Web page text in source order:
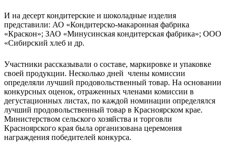
И на десерт кондитерские и шоколадные изделия
представили: АО «Кондитерско-макаронная фабрика
«Краскон»; ЗАО «Минусинская кондитерская фабрика»; ООО
«Сибирский хлеб и др.
Участники рассказывали о составе, маркировке и упаковке
своей продукции. Несколько дней члены комиссии
определяли лучший продовольственный товар. На основании
конкурсных оценок, отраженных членами комиссии в
дегустационных листах, по каждой номинации определялся
лучший продовольственный товар в Красноярском крае.
Министерством сельского хозяйства и торговли
Красноярского края была организована церемония
награждения победителей конкурса.